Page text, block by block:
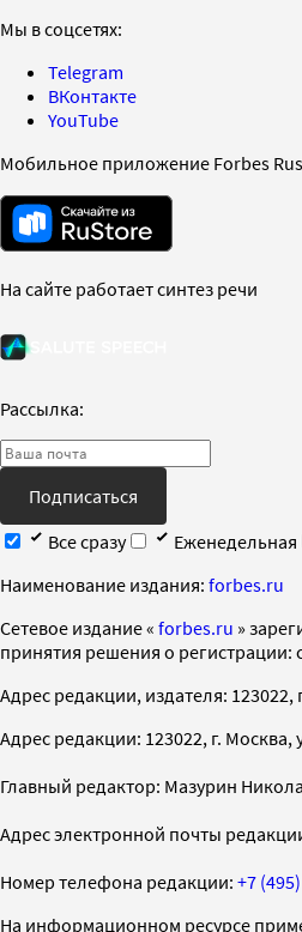
Мы в соцсетях:
Telegram
ВКонтакте
YouTube
Мобильное приложение Forbes
На сайте работает синтез речи
Рассылка:
Подписаться
Все сразу
Еженедельная
Наименование издания: forbes.ru
Cетевое издание « forbes.ru »
принятия решения о регистрации:
Адрес редакции, издателя: 123022,
Адрес редакции: 123022, г. Москва,
Главный редактор: Мазурин
Адрес электронной почты
Номер телефона редакции: +7
На информационном ресурсе